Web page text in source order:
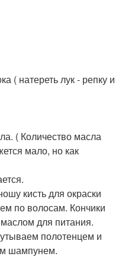
( натереть лук - репку и
( Количество масла
мало, но как
кисть для окраски
по волосам. Кончики
для питания.
полотенцем и
шампунем.